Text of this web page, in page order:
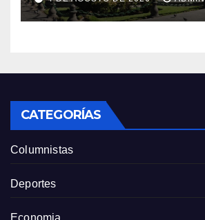
CATEGORÍAS
Columnistas
Deportes
Economia